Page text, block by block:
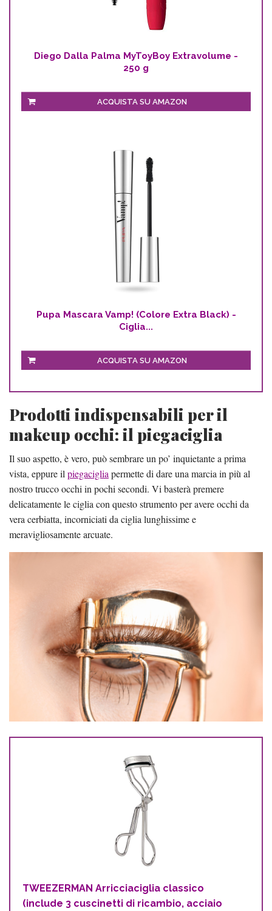
Diego Dalla Palma MyToyBoy Extravolume -
250 g
ACQUISTA SU AMAZON
Pupa Mascara Vamp! (Colore Extra Black) -
Ciglia...
ACQUISTA SU AMAZON
Prodotti indispensabili per il
makeup occhi: il piegaciglia
Il suo aspetto, è vero, può sembrare un po’ inquietante a prima
vista, eppure il piegaciglia permette di dare una marcia in più al
nostro trucco occhi in pochi secondi. Vi basterà premere
delicatamente le ciglia con questo strumento per avere occhi da
vera cerbiatta, incorniciati da ciglia lunghissime e
meravigliosamente arcuate.
TWEEZERMAN Arricciaciglia classico
(include 3 cuscinetti di ricambio, acciaio